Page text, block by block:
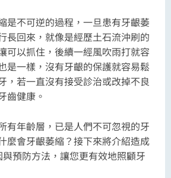
是不可逆的過程，一旦患有牙齦萎
長回來，就像是經歷土石流沖刷的
可以抓住，後續一經風吹雨打就容
是一樣，沒有牙齦的保護就容易鬆
，若一直沒有接受診治或改掉不良
齒健康。
有年齡層，已是人們不可忽視的牙
麼會牙齦萎縮？接下來將介紹造成
預防方法，讓您更有效地照顧牙